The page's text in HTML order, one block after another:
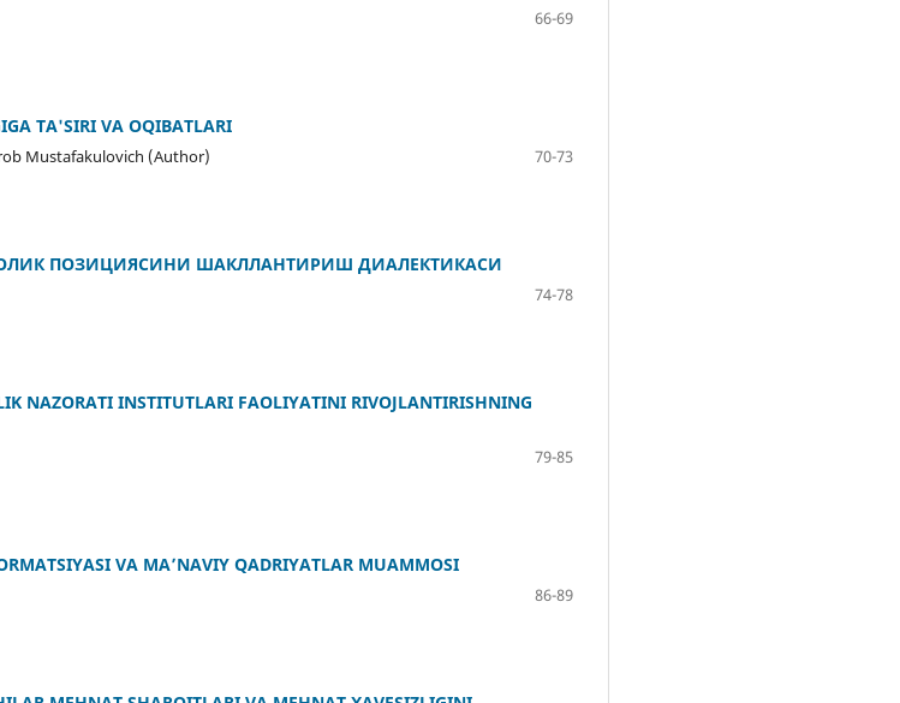
66-69
TA'SIRI VA OQIBATLARI
Mustafakulovich (Author)
70-73
ПОЗИЦИЯСИНИ ШАКЛЛАНТИРИШ ДИАЛЕКТИКАСИ
74-78
NAZORATI INSTITUTLARI FAOLIYATINI RIVOJLANTIRISHNING
79-85
VA MA’NAVIY QADRIYATLAR MUAMMOSI
86-89